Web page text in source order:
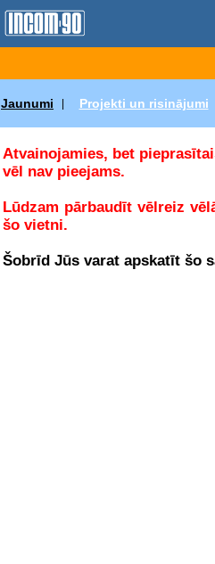
Jaunumi Projekti un risinājumi
Atvainojamies, bet
vēl nav pieejams.
Lūdzam pārbaudīt vēlreiz
šo vietni.
Šobrīd Jūs varat apskatīt šo